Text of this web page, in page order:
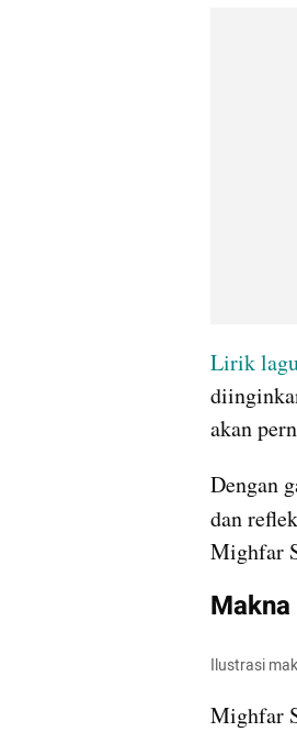
Lirik
akan
Dengan
dan
Mighfar
Ilustrasi
Mighfar